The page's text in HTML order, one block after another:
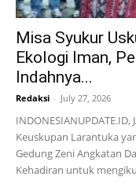
Misa Syukur
Ekologi Iman,
Indahnya...
Redaksi - July 27, 2026
Keuskupan Larantuka
Gedung Zeni Angkatan
Kehadiran untuk